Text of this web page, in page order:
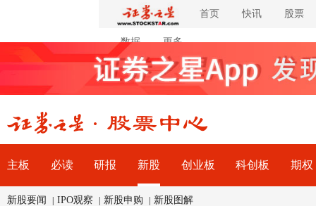
首页 快讯 股票
数据 更多
主板 必读 研报 新股 创业板 科创板 期权
新股要闻 IPO观察 新股申购 新股图解